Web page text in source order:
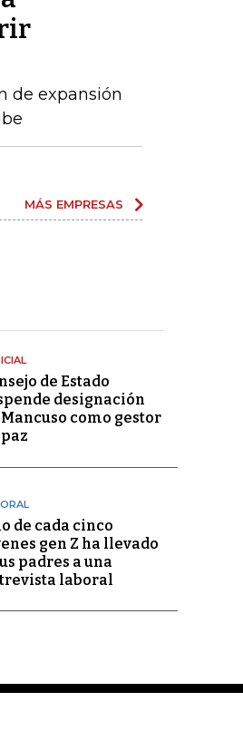
de expansión
MÁS EMPRESAS
de Estado
designación
Mancuso como gestor
de cada cinco
gen Z ha llevado
padres a una
laboral